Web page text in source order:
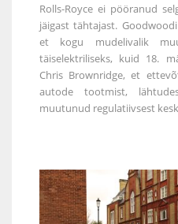
Rolls-Royce ei pööranud
jäigast tähtajast.
et kogu mudelivalik
täiselektriliseks, kuid 18.
Chris Brownridge, et
autode tootmist,
muutunud regulatiivsest